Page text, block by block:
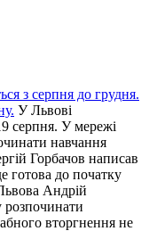
з серпня до грудня.
У Львові
серпня. У мережі
навчання
Горбачов написав
готова до початку
Андрій
вторгнення не